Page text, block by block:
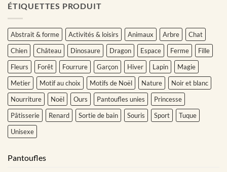
ÉTIQUETTES PRODUIT
Abstrait & forme Activités & loisirs Animaux Arbre
Chat
Chien
Château Dinosaure Dragon Espace Ferme
Fille
Fleurs
Forêt Fourrure Garçon Hiver Lapin
Magie
Metier
Motif au choix Motifs de Noël Nature
Noir et blanc
Nourriture
Noël Ours Pantoufles unies
Princesse
Pâtisserie
Renard Sortie de bain Souris Sport
Tuque
Unisexe
Pantoufles